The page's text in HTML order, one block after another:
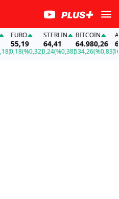
EURO
55,19
0,18(%0,32)
STERLIN
64,41
0,24(%0,38)
BITCOIN
64.980,26
534,26(%0,83)